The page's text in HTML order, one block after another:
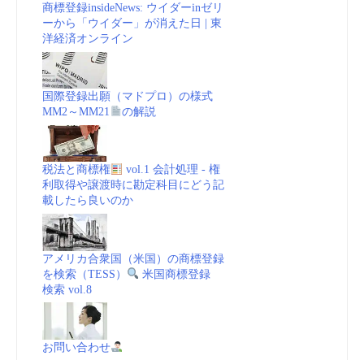
商標登録insideNews: ウイダーinゼリ
ーから「ウイダー」が消えた日 | 東
洋経済オンライン
国際登録出願（マドプロ）の様式
MM2～MM21
の解説
税法と商標権
vol.1 会計処理 - 権
利取得や譲渡時に勘定科目にどう記
載したら良いのか
アメリカ合衆国（米国）の商標登録
を検索（TESS）
米国商標登録
検索 vol.8
お問い合わせ